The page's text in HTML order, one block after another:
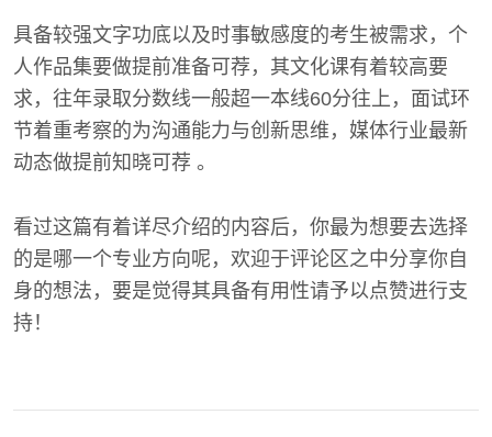
具备较强文字功底以及时事敏感度的考生被需求，个
人作品集要做提前准备可荐，其文化课有着较高要
求，往年录取分数线一般超一本线60分往上，面试环
节着重考察的为沟通能力与创新思维，媒体行业最新
动态做提前知晓可荐 。
看过这篇有着详尽介绍的内容后，你最为想要去选择
的是哪一个专业方向呢，欢迎于评论区之中分享你自
身的想法，要是觉得其具备有用性请予以点赞进行支
持！